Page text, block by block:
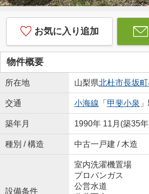
お気に入り追加
物件概要
所在地 山梨県北杜市長坂
交通 小海線 「 甲斐小泉
築年月 1990年 11月(築35
種別 / 構造 中古一戸建 / 木造
設備条件
室内洗濯機置場
プロパンガス
公営水道